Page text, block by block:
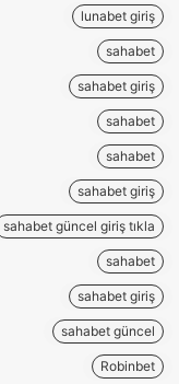
lunabet giriş
sahabet
sahabet giriş
sahabet
sahabet
sahabet giriş
sahabet güncel giriş tıkla
sahabet
sahabet giriş
sahabet güncel
Robinbet